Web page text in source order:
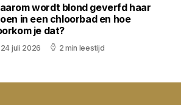
wordt blond geverfd haar
in een chloorbad en hoe
je dat?
24 juli 2026 2 min leestijd